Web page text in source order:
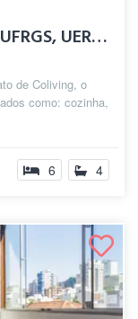
Quarto mobiliado, próximo a UFRGS, UERGS...
de Coliving, o
como: cozinha,
6 4